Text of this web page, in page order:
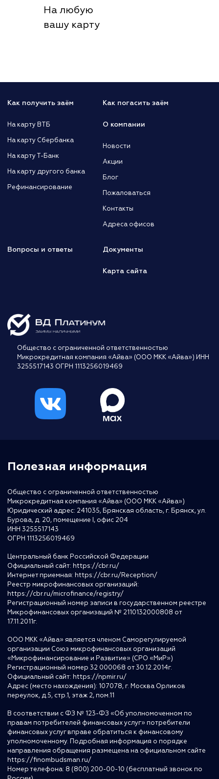
На любую
вашу карту
Как получить заём
На карту ВТБ
На карту Сбербанка
На карту Т-Банк
На карту другого банка
Рефинансирование
Как погасить заём
О компании
Новости
Акции
Блог
Пожаловаться
Контакты
Адреса офисов
Вопросы и ответы Документы
Карта сайта
Общество с ограниченной ответственностью
Микрокредитная компания «Айва» (ООО МКК «Айва») ИНН
3255517143 ОГРН 1113256019469
Полезная информация
Общество с ограниченной ответственностью
Микрокредитная компания «Айва» (ООО МКК «Айва»)
Юридический адрес: 241035, Брянская область, г. Брянск, ул.
Бурова, д. 20, помещение I, офис 204
ИНН 3255517143
ОГРН 1113256019469
Центральный банк Российской Федерации
Официальный сайт: https://cbr.ru/
Интернет приемная: https://cbr.ru/Reception/
Реестр микрофинансовых организаций:
https://cbr.ru/microfinance/registry/
Регистрационный номер записи в государственном реестре
Микрофинансовых организаций № 2110132000808 от
17.11.2011г.
ООО МКК «Айва» является членом Саморегулируемой
организации Союз микрофинансовых организаций
«Микрофинансирование и Развитие» (СРО «МиР»)
Регистрационный номер 32 000068 от 30.12.2014г.
Официальный сайт: https://npmir.ru/
Адрес (место нахождения): 107078, г. Москва Орликов
переулок, д.5, стр.1, этаж 2, пом.11
В соответствии с ФЗ № 123-ФЗ «Об уполномоченном по
правам потребителей финансовых услуг» потребители
финансовых услуг вправе обратиться к финансовому
уполномоченному. Подробная информация о порядке
направления обращения размещена на официальном сайте
https://finombudsman.ru/
Номер телефона: 8 (800) 200-00-10 (бесплатный звонок по